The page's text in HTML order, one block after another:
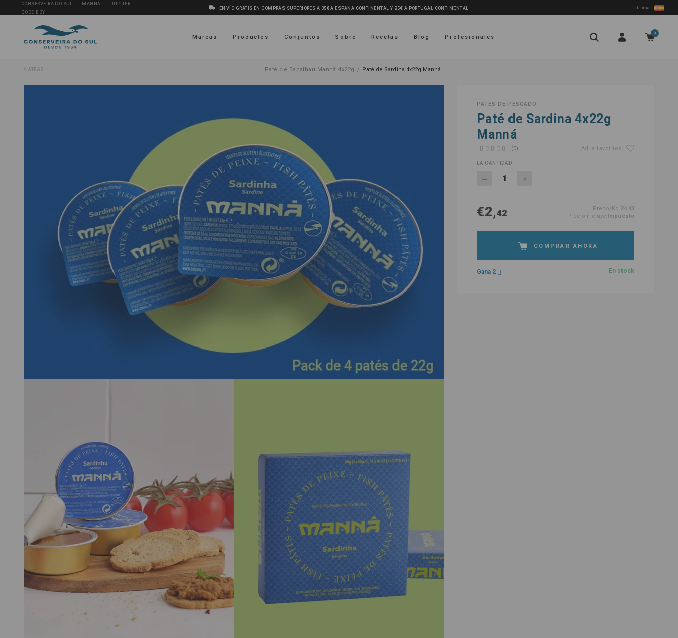
CONSERVEIRA DO SUL MANNÁ
JUPITER
GOOD BOY
ENVÍO GRATIS EN COMPRAS SUPERIORES A 35€ A ESPAÑA CONTINENTAL Y 25€ A PORTUGAL CONTINENTAL Idioma
Marcas Productos Conjuntos Sobre Recetas Blog Profesionales
0
ATRÁS Paté de Bacalhau Manná 4x22g / Paté de Sardina 4x22g Manná
PATES DE PESCADO
Paté de Sardina 4x22g
Manná
(0) Ad. a favoritos
LA CANTIDAD
€2,42 Preço/Kg 24.43
Precio incluye Impuesto
COMPRAR AHORA
Gana 2 En stock